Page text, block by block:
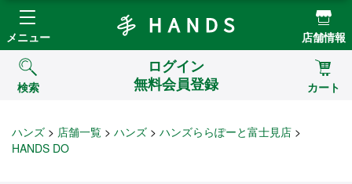
Hands ハンズ
メニュー 店舗情報
検索
ログイン
無料会員登録
カート
ハンズ 店舗一覧 ハンズ
ハンズららぽーと富士見店
HANDS DO